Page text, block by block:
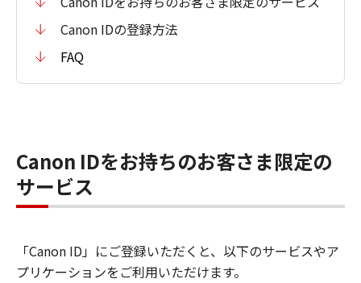
Canon IDの登録方法
FAQ
Canon IDをお持ちのお客さま限定の
サービス
「Canon ID」にご登録いただくと、以下のサービスやア
プリケーションをご利用いただけます。